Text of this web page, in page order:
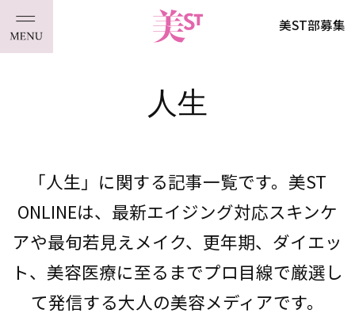
美ST部募集
人生
「人生」に関する記事一覧です。美ST
ONLINEは、最新エイジング対応スキンケ
アや最旬若見えメイク、更年期、ダイエッ
ト、美容医療に至るまでプロ目線で厳選し
て発信する大人の美容メディアです。